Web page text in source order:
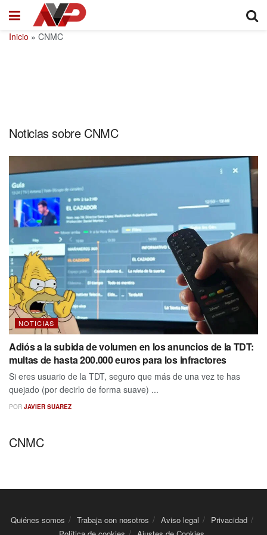
Inicio » CNMC
Noticias sobre CNMC
NOTICIAS
Adiós a la subida de volumen en los anuncios de la TDT:
multas de hasta 200.000 euros para los infractores
Si eres usuario de la TDT, seguro que más de una vez te has
quejado (por decirlo de forma suave) ...
POR JAVIER SUAREZ
CNMC
Quiénes somos Trabaja con nosotros Aviso legal
Privacidad